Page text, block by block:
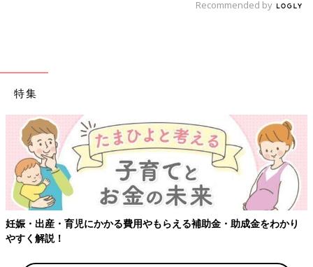
Recommended by
特集
妊娠・出産・育児にかかる費用やもらえる補助金・助成金をわかり
やすく解説！